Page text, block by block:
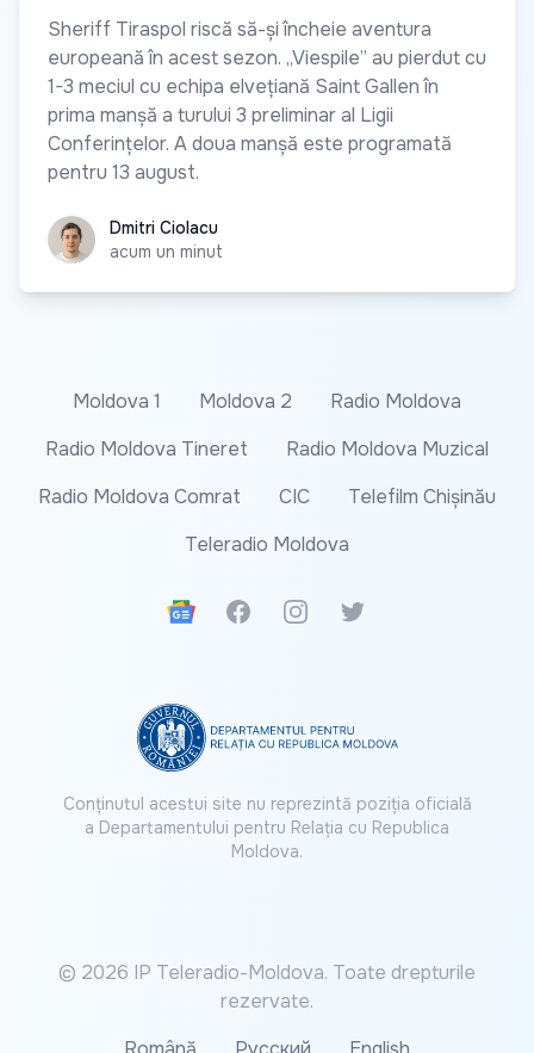
Sheriff Tiraspol riscă să-și încheie aventura
europeană în acest sezon. „Viespile” au pierdut cu
1-3 meciul cu echipa elvețiană Saint Gallen în
prima manșă a turului 3 preliminar al Ligii
Conferințelor. A doua manșă este programată
pentru 13 august.
Dmitri Ciolacu
Dmitri Ciolacu
acum un minut
Moldova 1 Moldova 2
Radio Moldova
Radio Moldova Tineret
Radio Moldova Muzical
Radio Moldova Comrat
CIC
Telefilm Chișinău
Teleradio Moldova
Google News
FacebookInstagramTwitter
Conținutul acestui site nu reprezintă poziția oficială
a Departamentului pentru Relația cu Republica
Moldova.
© 2026 IP Teleradio-Moldova. Toate drepturile
rezervate.